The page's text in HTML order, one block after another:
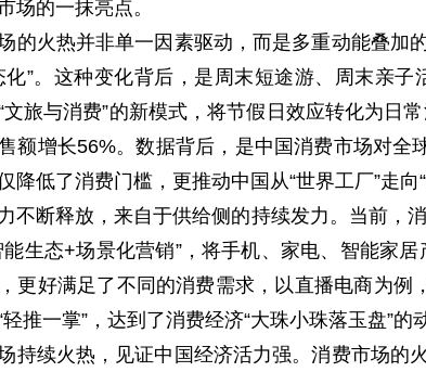
场的一抹亮点。
的火热并非单一因素驱动，而是多重动能叠加
化”。这种变化背后，是周末短途游、周末亲
文旅与消费”的新模式，将节假日效应转化为日
额增长56%。数据背后，是中国消费市场对全
降低了消费门槛，更推动中国从“世界工厂”走向“
不断释放，来自于供给侧的持续发力。当前，
能生态+场景化营销”，将手机、家电、智能家
更好满足了不同的消费需求，以直播电商为
推一掌”，达到了消费经济“大珠小珠落玉盘”的
持续火热，见证中国经济活力强。消费市场的